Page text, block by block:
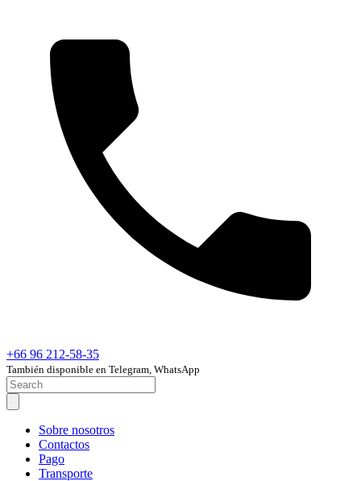
+66 96 212-58-35
También disponible en Telegram, WhatsApp
Sobre nosotros
Contactos
Pago
Transporte